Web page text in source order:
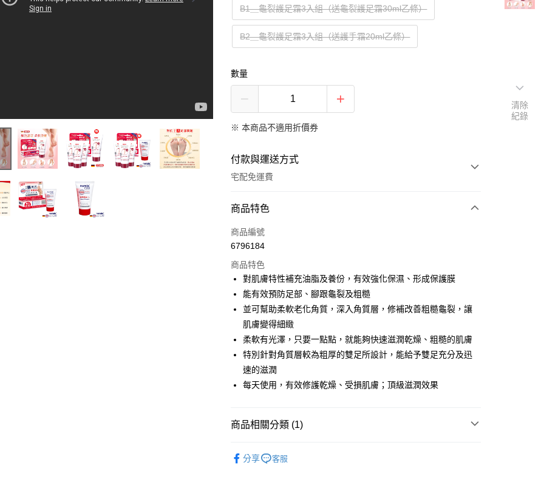
B1＿龜裂護足霜3入組（送龜裂護足霜30ml乙條）
B2＿龜裂護足霜3入組（送護手霜20ml乙條）
數量
※ 本商品不適用折價券
付款與運送方式
宅配免運費
付款方式
信用卡一次付款
Apple Pay
悠遊付
Google Pay
全盈+PAY
ATM付款
宅配
【免運費】
商品特色
商品編號
6796184
商品特色
對肌膚特性補充油脂及養份，有效強化保濕、形成保護膜
能有效預防足部、腳跟龜裂及粗糙
並可幫助柔軟老化角質，深入角質層，修補改善粗糙龜裂，讓
肌膚變得細緻
柔軟有光澤，只要一點點，就能夠快速滋潤乾燥、粗糙的肌膚
特別針對角質層較為粗厚的雙足所設計，能給予雙足充分及迅
速的滋潤
每天使用，有效修護乾燥、受損肌膚；頂級滋潤效果
商品相關分類 (1)
分享
客服
清除
紀錄